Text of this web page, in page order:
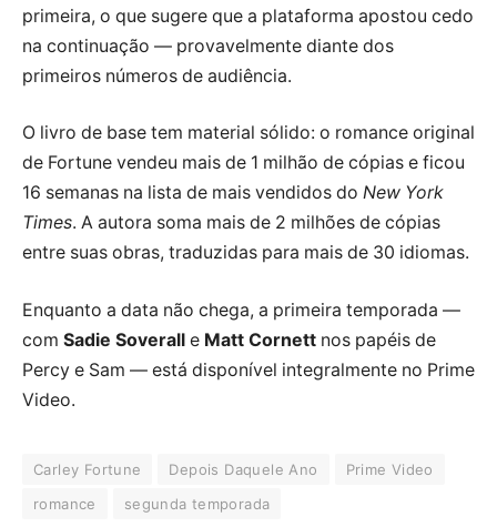
primeira, o que sugere que a plataforma apostou cedo
na continuação — provavelmente diante dos
primeiros números de audiência.
O livro de base tem material sólido: o romance original
de Fortune vendeu mais de 1 milhão de cópias e ficou
16 semanas na lista de mais vendidos do New York
Times. A autora soma mais de 2 milhões de cópias
entre suas obras, traduzidas para mais de 30 idiomas.
Enquanto a data não chega, a primeira temporada —
com Sadie Soverall e Matt Cornett nos papéis de
Percy e Sam — está disponível integralmente no Prime
Video.
Carley Fortune Depois Daquele Ano
Prime Video
romance
segunda temporada